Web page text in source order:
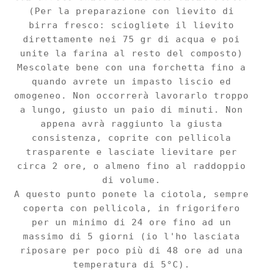
(Per la preparazione con lievito di
birra fresco: sciogliete il lievito
direttamente nei 75 gr di acqua e poi
unite la farina al resto del composto)
Mescolate bene con una forchetta fino a
quando avrete un impasto liscio ed
omogeneo. Non occorrerà lavorarlo troppo
a lungo, giusto un paio di minuti. Non
appena avrà raggiunto la giusta
consistenza, coprite con pellicola
trasparente e lasciate lievitare per
circa 2 ore, o almeno fino al raddoppio
di volume.
A questo punto ponete la ciotola, sempre
coperta con pellicola, in frigorifero
per un minimo di 24 ore fino ad un
massimo di 5 giorni (io l'ho lasciata
riposare per poco più di 48 ore ad una
temperatu ra di 5°C ).